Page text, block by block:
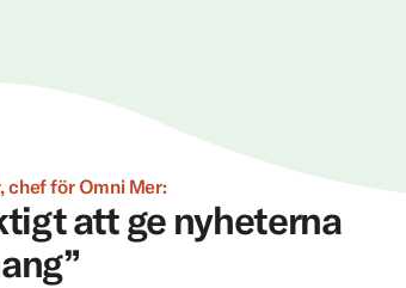
chef för Omni Mer:
att ge nyheterna